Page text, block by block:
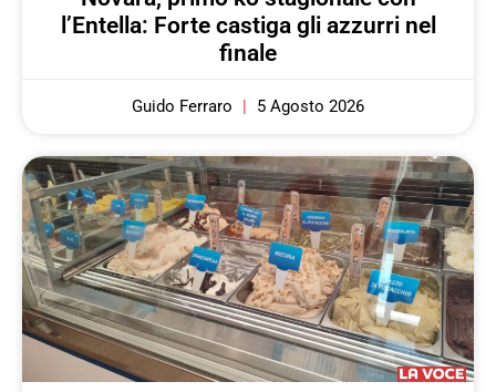
l’Entella: Forte castiga gli azzurri nel
finale
Guido Ferraro 5 Agosto 2026